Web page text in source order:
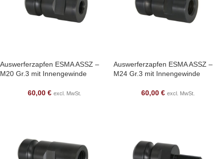
Auswerferzapfen ESMA ASSZ –
M20 Gr.3 mit Innengewinde
60,00 € excl. MwSt.
Auswerferzapfen ESMA ASSZ –
M24 Gr.3 mit Innengewinde
60,00 € excl. MwSt.